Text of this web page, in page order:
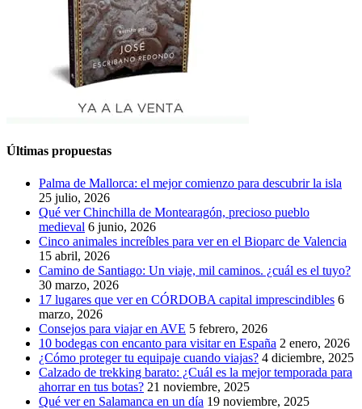
Últimas propuestas
Palma de Mallorca: el mejor comienzo para descubrir la isla
25 julio, 2026
Qué ver Chinchilla de Montearagón, precioso pueblo
medieval 6 junio, 2026
Cinco animales increíbles para ver en el Bioparc de Valencia
15 abril, 2026
Camino de Santiago: Un viaje, mil caminos. ¿cuál es el tuyo?
30 marzo, 2026
17 lugares que ver en CÓRDOBA capital imprescindibles 6
marzo, 2026
Consejos para viajar en AVE 5 febrero, 2026
10 bodegas con encanto para visitar en España 2 enero, 2026
¿Cómo proteger tu equipaje cuando viajas? 4 diciembre, 2025
Calzado de trekking barato: ¿Cuál es la mejor temporada para
ahorrar en tus botas? 21 noviembre, 2025
Qué ver en Salamanca en un día 19 noviembre, 2025